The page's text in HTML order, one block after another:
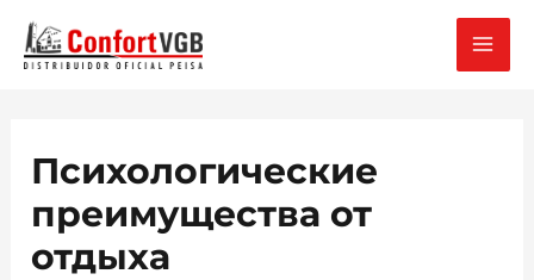
MAIN
Психологические
преимущества от
отдыха